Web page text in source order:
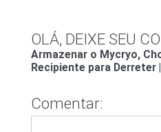
OLÁ, DEIXE SEU
Armazenar o Mycryo,
Recipiente para Derreter
Comentar: